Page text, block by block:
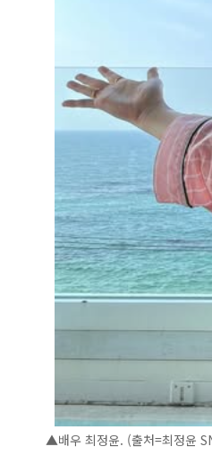
▲배우 최정윤. (출처=최정윤